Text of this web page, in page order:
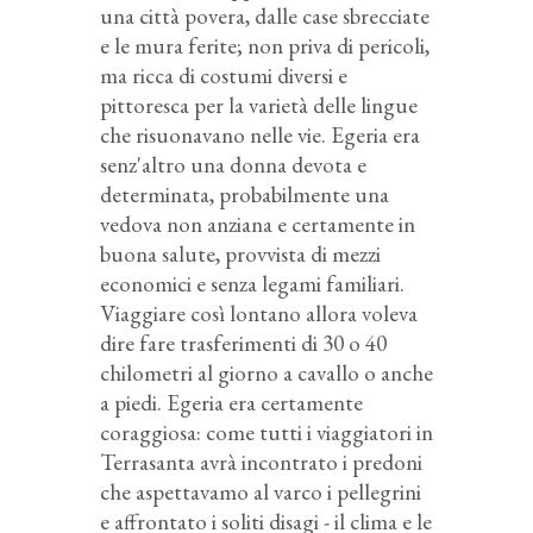
una città povera, dalle case sbrecciate
e le mura ferite; non priva di pericoli,
ma ricca di costumi diversi e
pittoresca per la varietà delle lingue
che risuonavano nelle vie. Egeria era
senz'altro una donna devota e
determinata, probabilmente una
vedova non anziana e certamente in
buona salute, provvista di mezzi
economici e senza legami familiari.
Viaggiare così lontano allora voleva
dire fare trasferimenti di 30 o 40
chilometri al giorno a cavallo o anche
a piedi. Egeria era certamente
coraggiosa: come tutti i viaggiatori in
Terrasanta avrà incontrato i predoni
che aspettavamo al varco i pellegrini
e affrontato i soliti disagi - il clima e le